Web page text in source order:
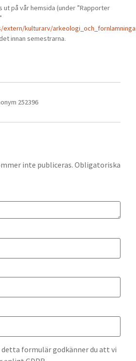
ut på vår hemsida (under ”Rapporter
kulturarv/
innan semestrarna.
252396
inte publiceras. Obligatoriska
formulär godkänner du att vi